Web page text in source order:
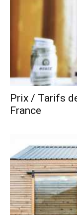
Prix / Tarifs
France